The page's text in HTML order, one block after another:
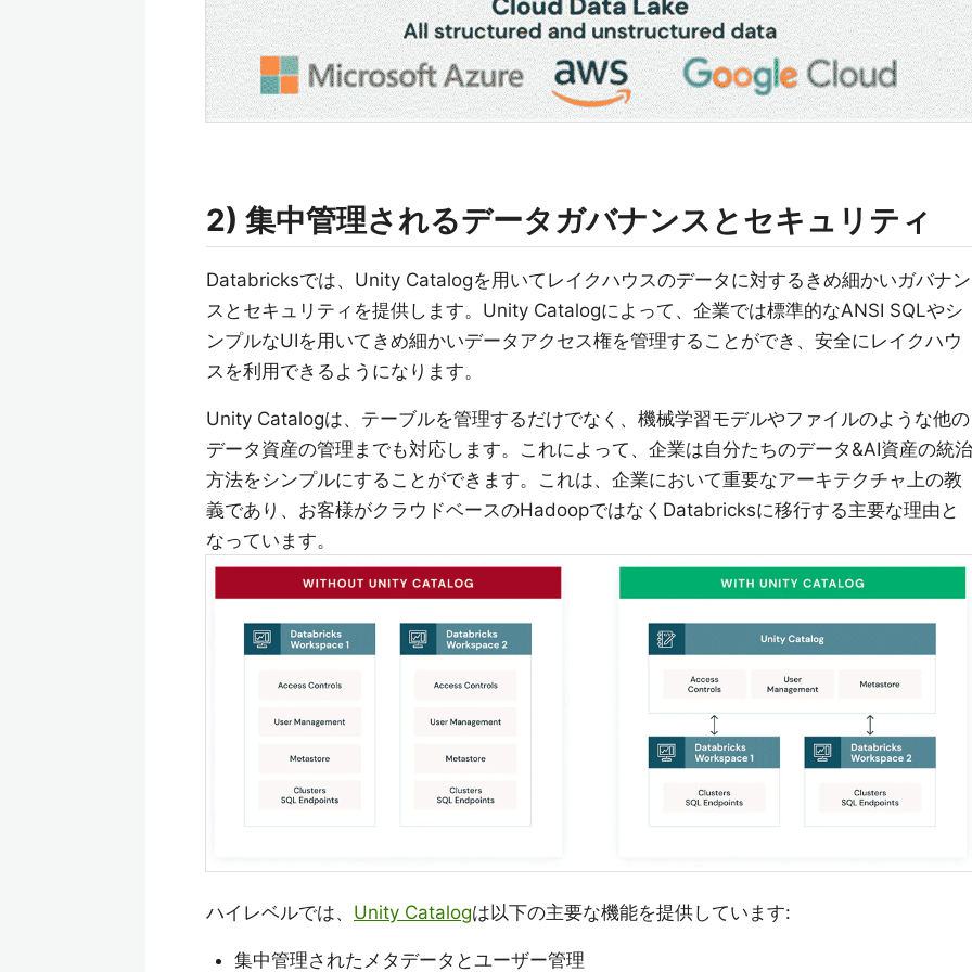
2) 集中管理されるデータガバナンスとセキュリティ
Databricksでは、Unity Catalogを用いてレイクハウスのデータに対するきめ細かいガバナン
スとセキュリティを提供します。Unity Catalogによって、企業では標準的なANSI SQLやシ
ンプルなUIを用いてきめ細かいデータアクセス権を管理することができ、安全にレイクハウ
スを利用できるようになります。
Unity Catalogは、テーブルを管理するだけでなく、機械学習モデルやファイルのような他の
データ資産の管理までも対応します。これによって、企業は自分たちのデータ&AI資産の統治
方法をシンプルにすることができます。これは、企業において重要なアーキテクチャ上の教
義であり、お客様がクラウドベースのHadoopではなくDatabricksに移行する主要な理由と
なっています。
ハイレベルでは、 Unity Catalogは以下の主要な機能を提供しています:
集中管理されたメタデータとユーザー管理